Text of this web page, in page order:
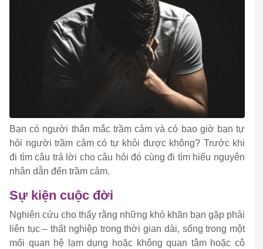
Bạn có người thân mắc trầm cảm và có bao giờ bạn tự
hỏi người trầm cảm có tự khỏi được không? Trước khi
đi tìm câu trả lời cho câu hỏi đó cùng đi tìm hiểu nguyên
nhân dẫn đến trầm cảm.
Sự kiện cuộc đời
Nghiên cứu cho thấy rằng những khó khăn bạn gặp phải
liên tục – thất nghiệp trong thời gian dài, sống trong một
mối quan hệ lạm dụng hoặc không quan tâm hoặc cô